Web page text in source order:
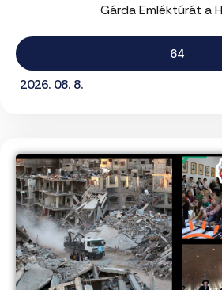
Gárda Emléktúrát a
64
2026. 08. 8.